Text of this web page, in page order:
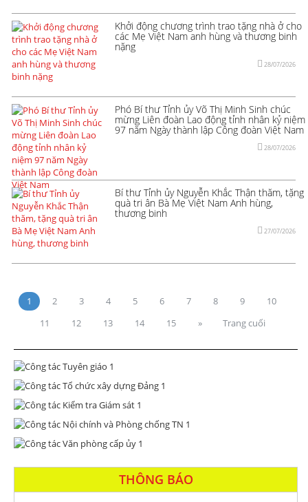
Khởi động chương trình trao tặng nhà ở cho
các Mẹ Việt Nam anh hùng và thương binh
nặng
28/07/2026
Phó Bí thư Tỉnh ủy Võ Thị Minh Sinh chúc
mừng Liên đoàn Lao động tỉnh nhân kỷ niệm
97 năm Ngày thành lập Công đoàn Việt Nam
28/07/2026
Bí thư Tỉnh ủy Nguyễn Khắc Thận thăm, tặng
quà tri ân Bà Mẹ Việt Nam Anh hùng,
thương binh
27/07/2026
1 2 3 4 5 6 7 8 9
10
11
12 13 14 15 » Trang cuối
THÔNG BÁO